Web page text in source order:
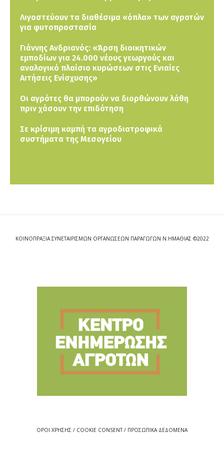
Λιγοστεύουν τα διαθέσιμα «όπλα» των αγροτών
για φυτοπροστασία
Γιάννης Ανδριανός: «Άρση διοικητικών
εμποδίων για 24.000 νέους γεωργούς και
αναλογικό πλαίσιο κυρώσεων στις Ενιαίες
Αιτήσεις Ενίσχυσης»
Οι αγρότες θα μπορούν να διορθώνουν λάθη
πριν χάσουν την επιδότηση
Σε κρίσιμη καμπή τα αγροδιατροφικά
συστήματα της Μεσογείου
ΚΟΙΝΟΠΡΑΞΙΑ ΣΥΝΕΤΑΙΡΙΣΜΩΝ ΟΡΓΑΝΩΣΕΩΝ ΠΑΡΑΓΩΓΩΝ Ν.ΗΜΑΘΙΑΣ ©2022
ΟΡΟΙ ΧΡΗΣΗΣ / COOKIE CONSENT / ΠΡΟΣΩΠΙΚΑ ΔΕΔΟΜΕΝΑ